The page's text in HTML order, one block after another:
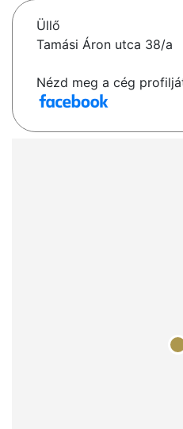
Üllő
Tamási Áron utca 38/a
Nézd meg a cég